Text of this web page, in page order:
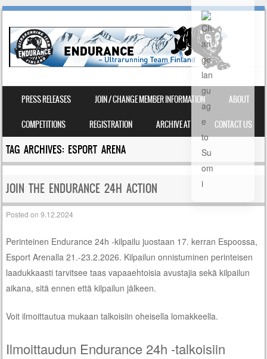
VALIKKO
SIIRRY SISÄLTÖÖN
PRESS RELEASES JOIN / CHANGE MEMBER INFORMATION ABOUT
COMPETITIONS REGISTRATION ARCHIVE AT CONTACT US
TAG ARCHIVES: ESPORT ARENA
JOIN THE ENDURANCE 24H ACTION
Posted on9.12.2024
Perinteinen Endurance 24h -kilpailu juostaan 17. kerran Espoossa,
Esport Arenalla 21.-23.2.2026. Kilpailun onnistuminen perinteisen
laadukkaasti tarvitsee taas vapaaehtoisia avustajia sekä kilpailun
aikana, sitä ennen että kilpailun jälkeen.
Voit ilmoittautua mukaan talkoisiin oheisella lomakkeella.
Ilmoittaudun Endurance 24h -talkoisiin